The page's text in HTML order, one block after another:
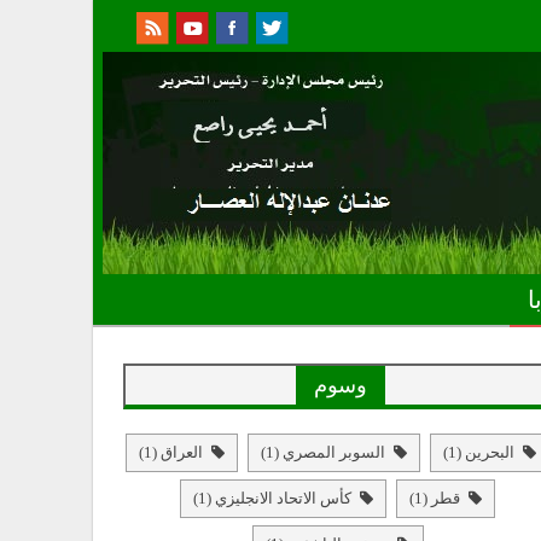
وسوم
البحرين (1) السوبر المصري (1) العراق (1)
قطر (1) كأس الاتحاد الانجليزي (1)